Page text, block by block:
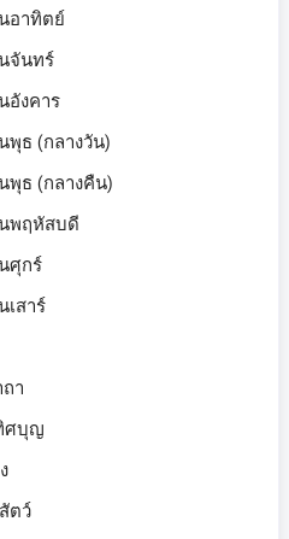
าทิตย์
นทร์
งคาร
(กลางวัน)
(กลางคืน)
ฤหัสบดี
กร์
สาร์
า
ศบุญ
ตว์